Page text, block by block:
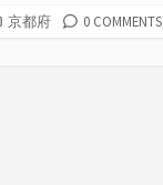
カ
京都府 0 COMMENTS